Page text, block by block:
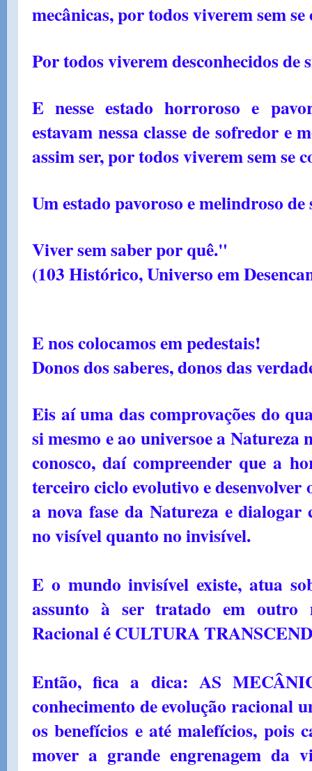
mecânicas, por todos viverem sem se
Por todos viverem desconhecidos de
E nesse estado horroroso e
estavam nessa classe de sofredor e
assim ser, por todos viverem sem se
Um estado pavoroso e melindroso de
Viver sem saber por quê."
(103 Histórico, Universo em
E noscolocamos em pedestais!
Donos dos saberes, donos das
Eis aí uma das comprovações do
si mesmo e ao universoe a Natureza
conosco, daí compreender que a
terceiro ciclo evolutivo e
a nova fase da Natureza e dialogar
no visível quanto no invisível.
E o mundo invisível existe, atua
assunto à ser tratado em outro
Racional é CULTURA
Então, fica a dica: AS
conhecimento de evolução racional
os benefícios e até malefícios, pois
mover a grande engrenagem da